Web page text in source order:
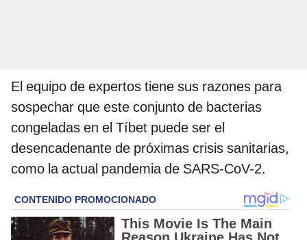
El equipo de expertos tiene sus razones para
sospechar que este conjunto de bacterias
congeladas en el Tíbet puede ser el
desencadenante de próximas crisis sanitarias,
como la actual pandemia de SARS-CoV-2.